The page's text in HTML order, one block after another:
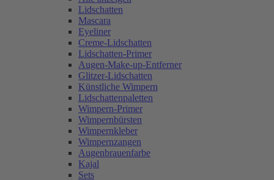
Lidschatten
Mascara
Eyeliner
Creme-Lidschatten
Lidschatten-Primer
Augen-Make-up-Entferner
Glitzer-Lidschatten
Künstliche Wimpern
Lidschattenpaletten
Wimpern-Primer
Wimpernbürsten
Wimpernkleber
Wimpernzangen
Augenbrauenfarbe
Kajal
Sets